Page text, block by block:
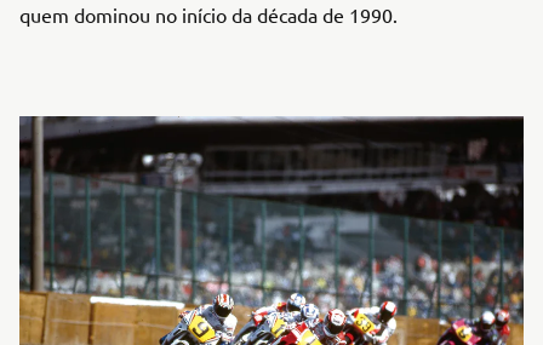
quem dominou no início da década de 1990.